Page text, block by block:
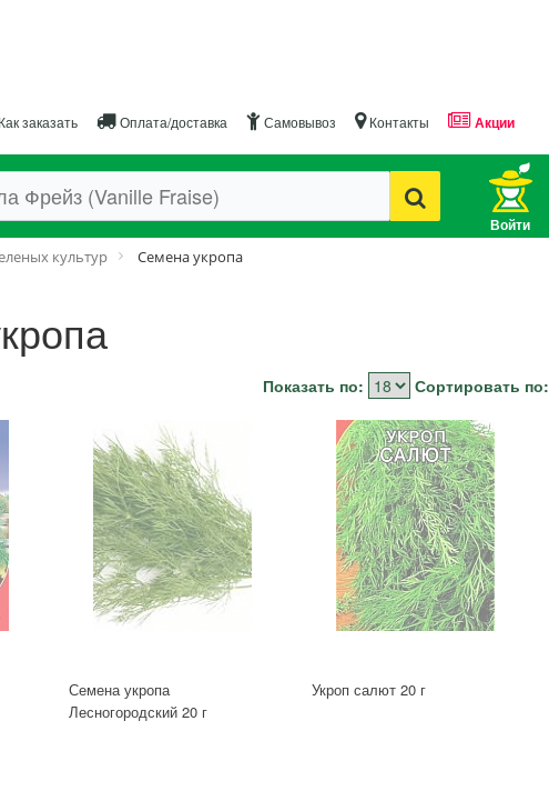
Как заказать Оплата/доставка Самовывоз Контакты Акции
Войти
культур Семена укропа
Показать по: Сортировать по:
Семена укропа
Лесногородский 20 г
Укроп салют 20 г